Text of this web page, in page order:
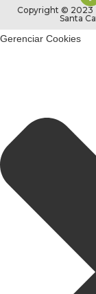
Copyright © 2023
Santa
Gerenciar Cookies